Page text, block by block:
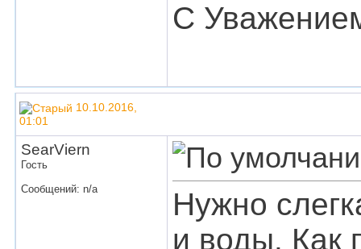
С
10.10.2016,
01:01
SearViern
Гость
Сообщений: n/a
Нужно
и воды. Как